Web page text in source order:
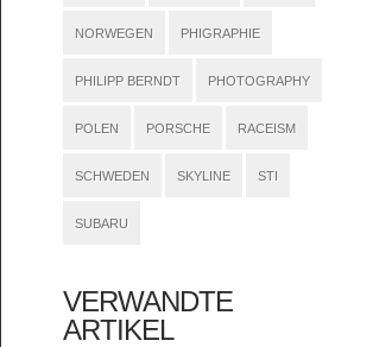
NORWEGEN PHIGRAPHIE
PHILIPP BERNDT PHOTOGRAPHY
POLEN PORSCHE RACEISM
SCHWEDEN SKYLINE STI
SUBARU
VERWANDTE
ARTIKEL